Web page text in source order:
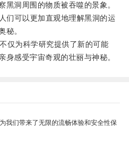
黑洞周围的物质被吞噬的景象。
可以更加直观地理解黑洞的运
秘。
为科学研究提供了新的可能
身感受宇宙奇观的壮丽与神秘。
我们带来了无限的流畅体验和安全性保